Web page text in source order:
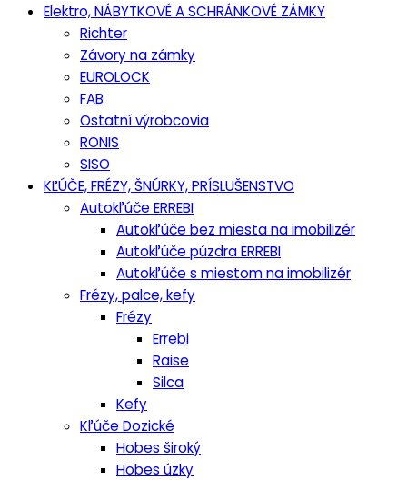
Elektro, NÁBYTKOVÉ A SCHRÁNKOVÉ ZÁMKY
Richter
Závory na zámky
EUROLOCK
FAB
Ostatní výrobcovia
RONIS
SISO
KĽÚČE, FRÉZY, ŠNÚRKY, PRÍSLUŠENSTVO
Autokľúče ERREBI
Autokľúče bez miesta na imobilizér
Autokľúče púzdra ERREBI
Autokľúče s miestom na imobilizér
Frézy, palce, kefy
Frézy
Errebi
Raise
Silca
Kefy
Kľúče Dozické
Hobes široký
Hobes úzky